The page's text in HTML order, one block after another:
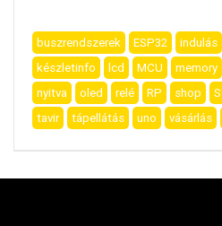
buszrendszerek ESP32 indulás
készletinfo
lcd MCU memory
nyitva
oled relé RP shop
tavir
tápellátás uno vásárlás